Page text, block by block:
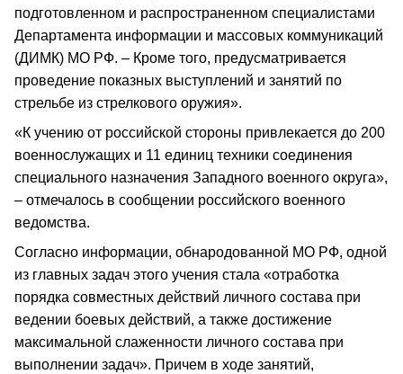
подготовленном и распространенном специалистами
Департамента информации и массовых коммуникаций
(ДИМК) МО РФ. – Кроме того, предусматривается
проведение показных выступлений и занятий по
стрельбе из стрелкового оружия».
«К учению от российской стороны привлекается до 200
военнослужащих и 11 единиц техники соединения
специального назначения Западного военного округа»,
– отмечалось в сообщении российского военного
ведомства.
Согласно информации, обнародованной МО РФ, одной
из главных задач этого учения стала «отработка
порядка совместных действий личного состава при
ведении боевых действий, а также достижение
максимальной слаженности личного состава при
выполнении задач». Причем в ходе занятий,